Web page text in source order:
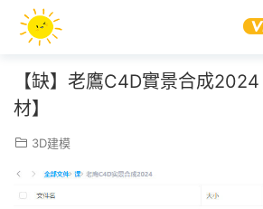
【缺】老鷹C4D實景合成
材】
3D建模